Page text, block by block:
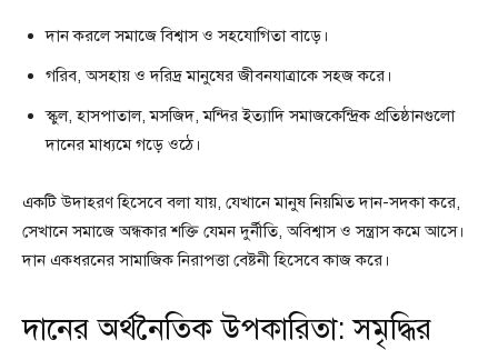
দান করলে সমাজে বিশ্বাস ও সহযোগিতা বাড়ে।
গরিব, অসহায় ও দরিদ্র মানুষের জীবনযাত্রাকে সহজ করে।
স্কুল, হাসপাতাল, মসজিদ, মন্দির ইত্যাদি সমাজকেন্দ্রিক প্রতিষ্ঠানগুলো
দানের মাধ্যমে গড়ে ওঠে।
একটি উদাহরণ হিসেবে বলা যায়, যেখানে মানুষ নিয়মিত দান-সদকা করে,
সেখানে সমাজে অন্ধকার শক্তি যেমন দুর্নীতি, অবিশ্বাস ও সন্ত্রাস কমে আসে।
দান একধরনের সামাজিক নিরাপত্তা বেষ্টনী হিসেবে কাজ করে।
দানের অর্থনৈতিক উপকারিতা: সমৃদ্ধির